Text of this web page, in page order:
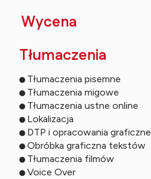
Wycena
Tłumaczenia
Tłumaczenia pisemne
Tłumaczenia migowe
Tłumaczenia ustne online
Lokalizacja
DTP i opracowania graficzne
Obróbka graficzna tekstów
Tłumaczenia filmów
Voice Over